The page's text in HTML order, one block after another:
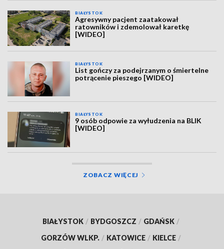
BIAŁYSTOK
Agresywny pacjent zaatakował
ratowników i zdemolował karetkę
[WIDEO]
BIAŁYSTOK
List gończy za podejrzanym o śmiertelne
potrącenie pieszego [WIDEO]
BIAŁYSTOK
9 osób odpowie za wyłudzenia na BLIK
[WIDEO]
ZOBACZ WIĘCEJ
BIAŁYSTOK / BYDGOSZCZ / GDAŃSK /
GORZÓW WLKP. / KATOWICE / KIELCE /